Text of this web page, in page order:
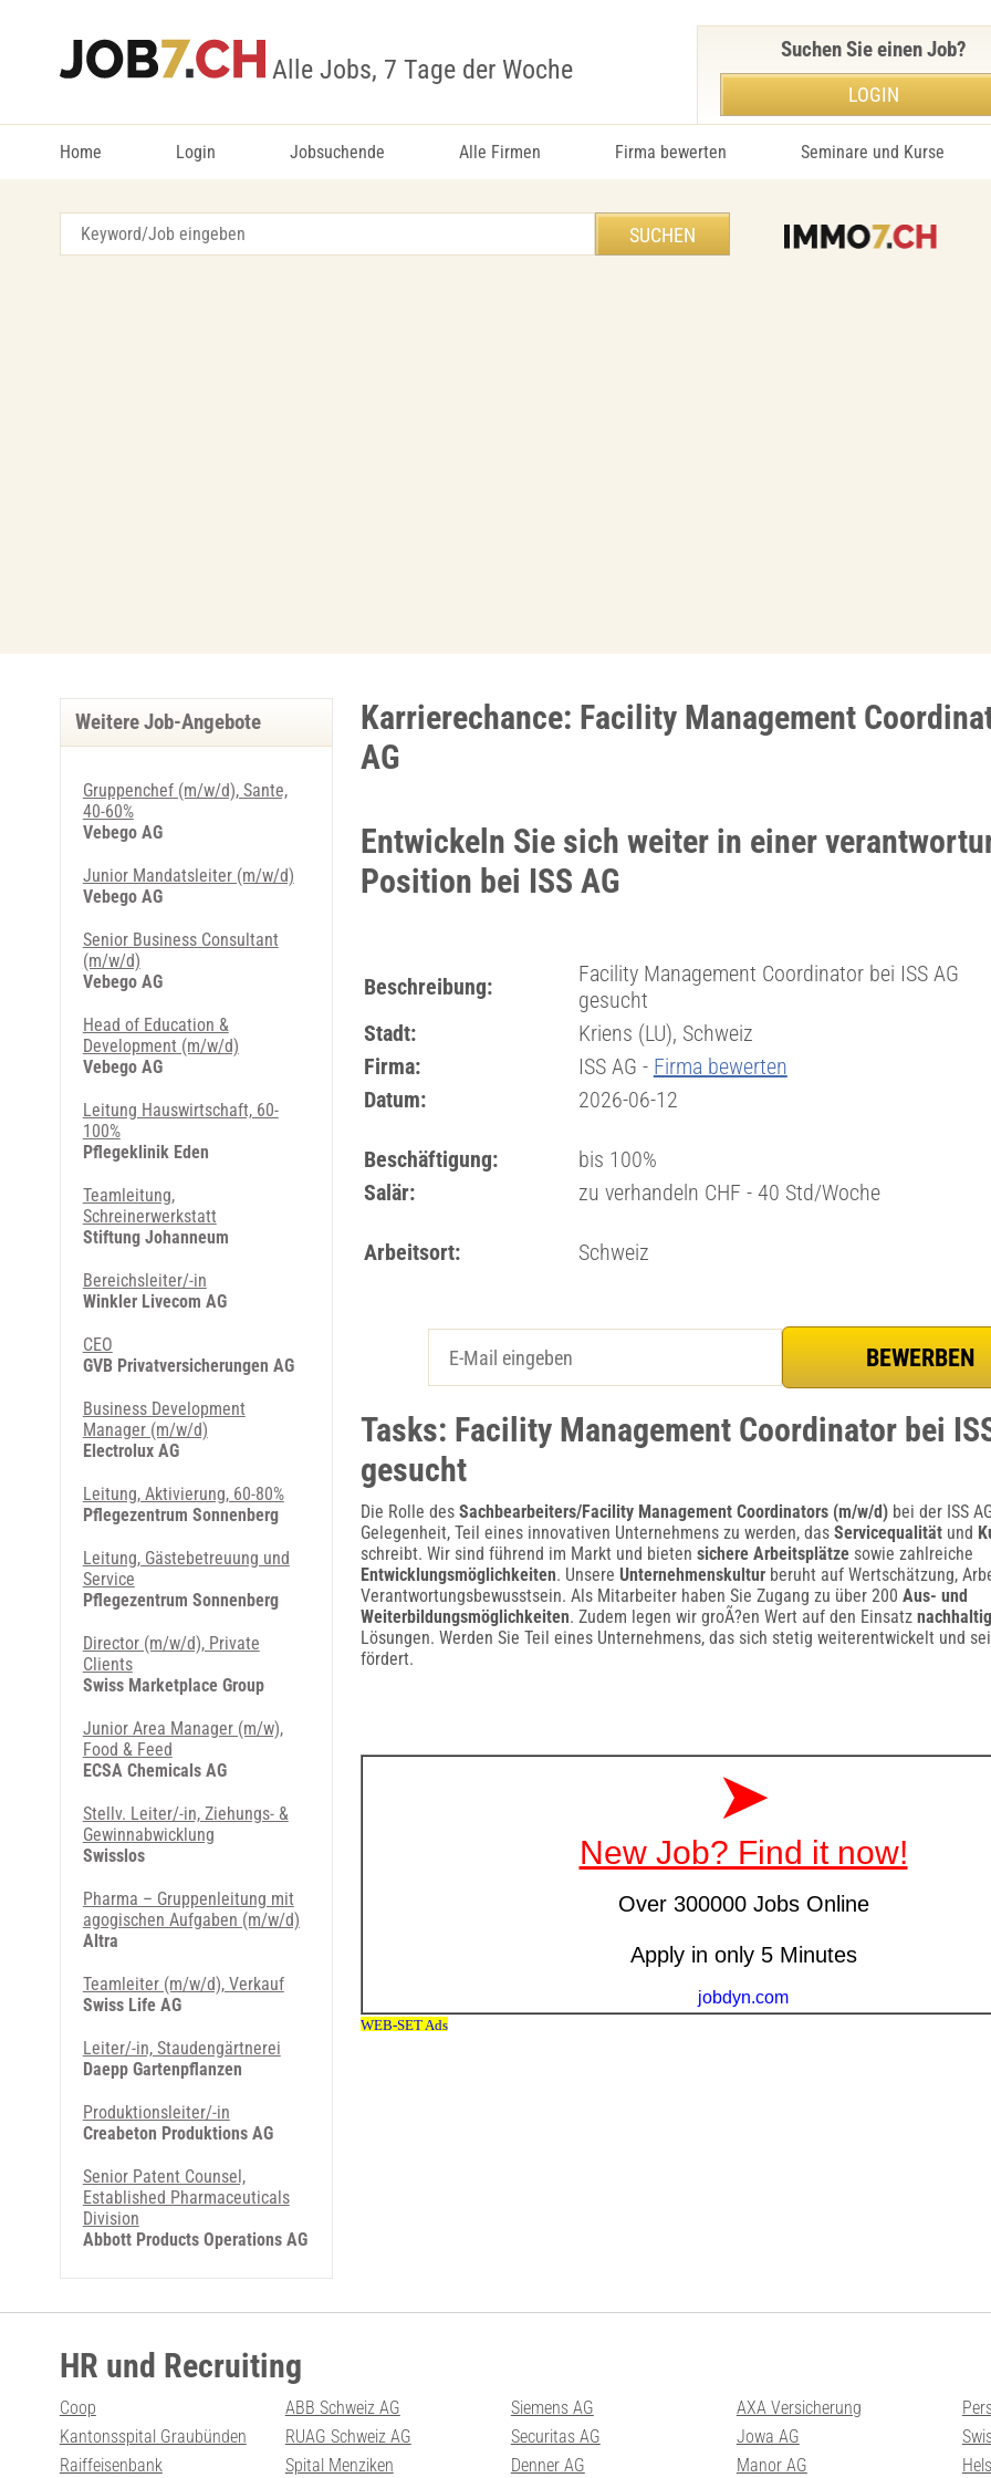
Alle Jobs, 7 Tage der Woche
Home Login Jobsuchende Alle Firmen Firma bewerten Seminare und Kurse
Suchen Sie einen Job?
LOGIN
Karrierechance: Facility Management
AG
Entwickeln Sie sich weiter in einer
Position bei ISS AG
Beschreibung:
Facility Management Coordinator bei ISS AG
gesucht
Stadt:
Kriens (LU), Schweiz
Firma:
ISS AG - Firma bewerten
Datum:
2026-06-12
Beschäftigung:
bis 100%
Salär:
zu verhandeln CHF - 40 Std/Woche
Arbeitsort: Schweiz
Tasks: Facility Management Coordinator bei
gesucht
Die Rolle des Sachbearbeiters/Facility Management Coordinators (m/w/d)bei der ISS
Gelegenheit, Teil eines innovativen Unternehmens zu werden, das Servicequalitätund
schreibt. Wir sind führend im Markt und bieten sichere Arbeitsplätzesowie zahlreiche
Entwicklungsmöglichkeiten. Unsere Unternehmenskulturberuht auf Wertschätzung,
Verantwortungsbewusstsein. Als Mitarbeiter haben Sie Zugang zu über 200 Aus- und
Weiterbildungsmöglichkeiten. Zudem legen wir groÃ?en Wert auf den Einsatz
Lösungen. Werden Sie Teil eines Unternehmens, das sich stetig weiterentwickelt und
fördert.
Weitere Job-Angebote
Gruppenchef (m/w/d), Sante,
40-60%
Vebego AG
Junior Mandatsleiter (m/w/d)
Vebego AG
Senior Business Consultant
(m/w/d)
Vebego AG
Head of Education &
Development (m/w/d)
Vebego AG
Leitung Hauswirtschaft, 60-
100%
Pflegeklinik Eden
Teamleitung,
Schreinerwerkstatt
Stiftung Johanneum
Bereichsleiter/-in
Winkler Livecom AG
CEO
GVB Privatversicherungen AG
Business Development
Manager (m/w/d)
Electrolux AG
Leitung, Aktivierung, 60-80%
Pflegezentrum Sonnenberg
Leitung, Gästebetreuung und
Service
Pflegezentrum Sonnenberg
Director (m/w/d), Private
Clients
Swiss Marketplace Group
Junior Area Manager (m/w),
Food & Feed
ECSA Chemicals AG
Stellv. Leiter/-in, Ziehungs- &
Gewinnabwicklung
Swisslos
Pharma – Gruppenleitung mit
agogischen Aufgaben (m/w/d)
Altra
Teamleiter (m/w/d), Verkauf
Swiss Life AG
Leiter/-in, Staudengärtnerei
Daepp Gartenpflanzen
Produktionsleiter/-in
Creabeton Produktions AG
Senior Patent Counsel,
Established Pharmaceuticals
Division
Abbott Products Operations AG
HR und Recruiting
Coop ABB Schweiz AG Siemens AG AXA Versicherung
Kantonsspital Graubünden
RUAG Schweiz AG Securitas AG Jowa AG
Raiffeisenbank
Spital Menziken Denner AG Manor AG